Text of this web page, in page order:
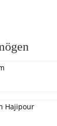
Hajipour